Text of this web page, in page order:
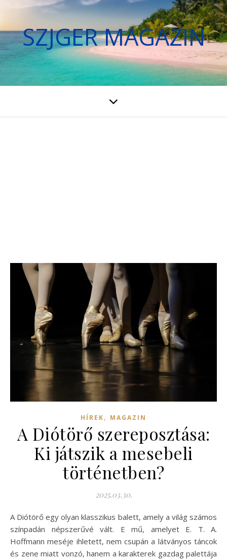
SZJGER MAGAZIN
HÍREK, MAGAZIN
A Diótörő szereposztása:
Ki játszik a mesebeli
történetben?
2025.03.30.
A Diótörő egy olyan klasszikus balett, amely a világ számos
színpadán népszerűvé vált. E mű, amelyet E. T. A.
Hoffmann meséje ihletett, nem csupán a látványos táncok
és zene miatt vonzó, hanem a karakterek gazdag palettája